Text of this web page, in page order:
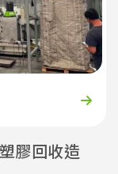
膠回收造